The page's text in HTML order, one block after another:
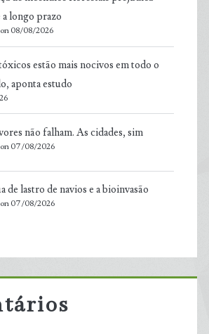
a longo prazo
08/08/2026
estão mais nocivos em todo o
aponta estudo
não falham. As cidades, sim
on 07/08/2026
de lastro de navios e a bioinvasão
on 07/08/2026